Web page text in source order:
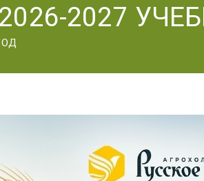
2027